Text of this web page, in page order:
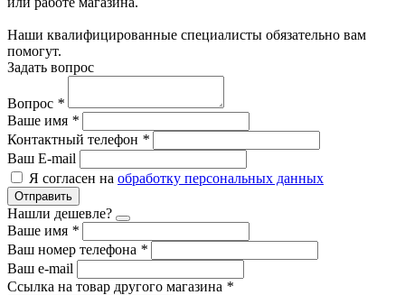
Наши квалифицированные специалисты обязательно вам
помогут.
Задать вопрос
Вопрос *
Ваше имя *
Контактный телефон *
Ваш E-mail
Я согласен на обработку персональных данных
Отправить
Нашли дешевле?
Ваше имя *
Ваш номер телефона *
Ваш e-mail
Ссылка на товар другого магазина *